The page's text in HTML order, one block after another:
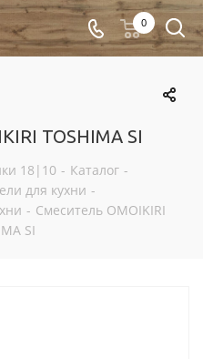
0
TOSHIMA SI
18|10 - Каталог -
для кухни -
- Смеситель OMOIKIRI
SI